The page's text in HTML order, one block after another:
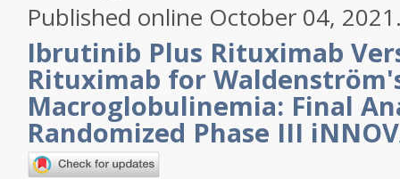
Published online October 04,
Ibrutinib Plus Rituximab
Rituximab for
Macroglobulinemia: Final
Randomized Phase III